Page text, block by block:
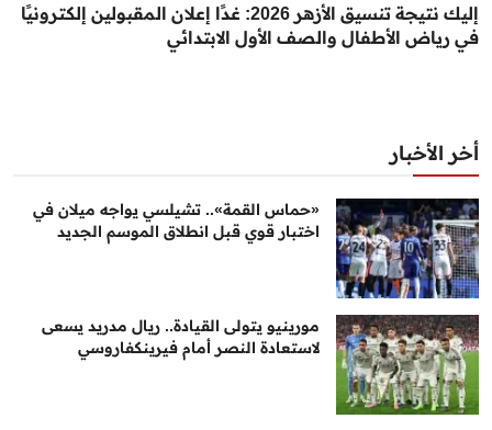
إليك نتيجة تنسيق الأزهر 2026: غدًا إعلان المقبولين إلكترونيًا
في رياض الأطفال والصف الأول الابتدائي
أخر الأخبار
«حماس القمة».. تشيلسي يواجه ميلان في
اختبار قوي قبل انطلاق الموسم الجديد
مورينيو يتولى القيادة.. ريال مدريد يسعى
لاستعادة النصر أمام فيرينكفاروسي